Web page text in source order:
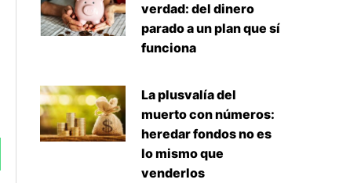
verdad: del dinero
parado a un plan que sí
funciona
La plusvalía del
muerto con números:
heredar fondos no es
lo mismo que
venderlos